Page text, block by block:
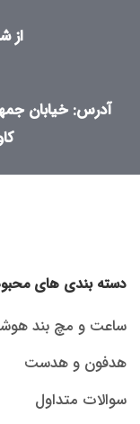
از
آدرس: خیابان
دسته بندی های
ساعت و مچ بند
هدفون و هدست
سوالات متداول